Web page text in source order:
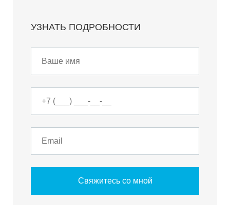
УЗНАТЬ ПОДРОБНОСТИ
Свяжитесь со мной